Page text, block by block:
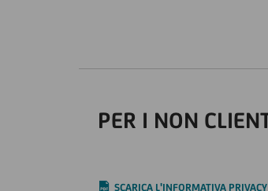
PER I NON
SCARICA L'INFORMATIVA